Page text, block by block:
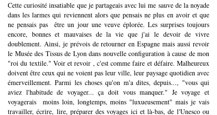
Cette curiosité insatiable que je partageais avec lui me sauve de la noyade
dans les larmes qui reviennent alors que pensais ne plus en avoir et que
ne pensais pas être un jour une veuve éplorée. Les surprises toujours
encore, bonnes et mauvaises de la vie que j'ai le devoir de vivre
doublement. Ainsi, je prévois de retourner en Espagne mais aussi revoir
le Musée des Tissus de Lyon dans nouvelle configuration à cause de mon
"roi du textile." Voir et revoir , c'est comme faire et défaire. Malheureux
doivent être ceux qui ne voient pas leur ville, leur paysage quotidien avec
émerveillement. Parmi les choses qu'on m'a dites, depuis..., "vous qui
aviez l'habitude de voyager... ça doit vous manquer." Je voyage et
voyagerais moins loin, longtemps, moins "luxueusement" mais je vais
travailler, écrire, lire, préparer des voyages ici et là-bas, de l'Unesco ou